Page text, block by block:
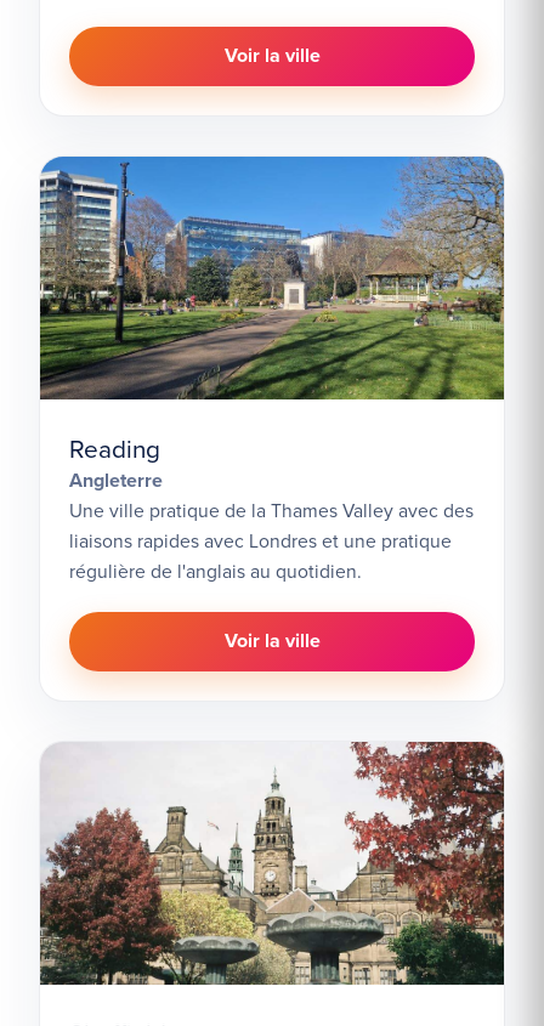
Voir la ville
Reading
Angleterre
Une ville pratique de la Thames Valley avec des
liaisons rapides avec Londres et une pratique
régulière de l'anglais au quotidien.
Voir la ville